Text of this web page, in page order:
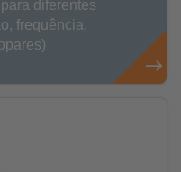
diferentes
frequência,